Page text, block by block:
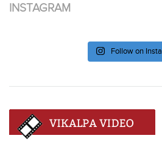
INSTAGRAM
Follow on